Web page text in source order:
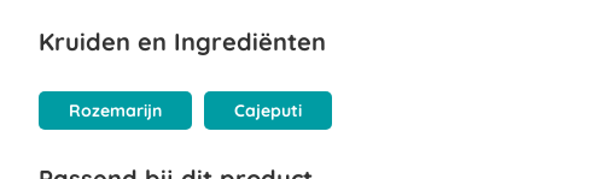
Kruiden en Ingrediënten
Rozemarijn Cajeputi